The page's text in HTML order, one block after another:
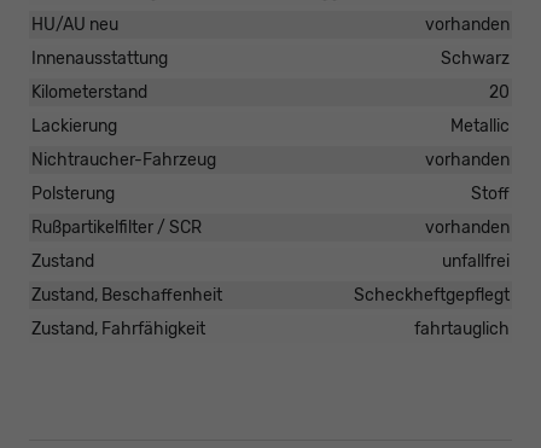
HU/AU neu
vorhanden
Innenausstattung
Schwarz
Kilometerstand
20
Lackierung
Metallic
Nichtraucher-Fahrzeug
vorhanden
Polsterung
Stoff
Rußpartikelfilter / SCR
vorhanden
Zustand
unfallfrei
Zustand, Beschaffenheit
Scheckheftgepflegt
Zustand, Fahrfähigkeit
fahrtauglich